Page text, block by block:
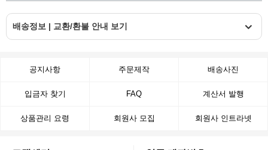
배송정보 | 교환/환불 안내 보기
공지사항 주문제작 배송사진
입금자 찾기 FAQ 계산서 발행
상품관리 요령 회원사 모집 회원사 인트라넷